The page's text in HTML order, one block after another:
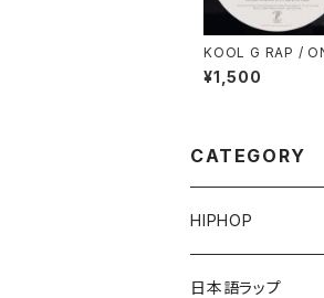
KOOL G RAP /
HE RISE AGAIN
¥1,500
CATEGORY
HIPHOP
12"/7"
日本語ラップ